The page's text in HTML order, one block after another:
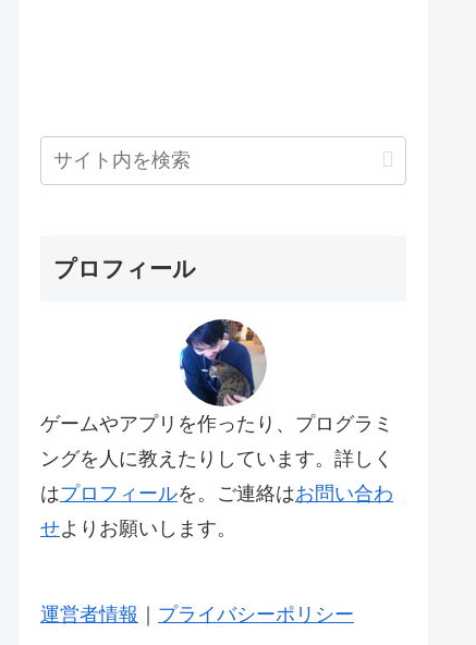
プロフィール
ゲームやアプリを作ったり、プログラミ
ングを人に教えたりしています。詳しく
はプロフィールを。ご連絡はお問い合わ
せよりお願いします。
運営者情報 プライバシーポリシー